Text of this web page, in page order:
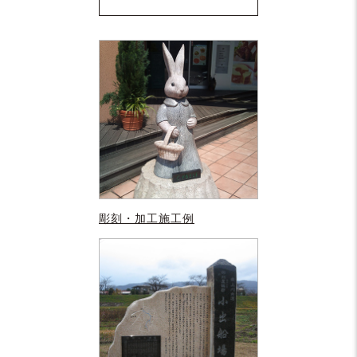
彫刻・加工施工例